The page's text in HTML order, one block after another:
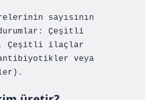
sayısının
Çeşitli
Çeşitli ilaçlar
veya